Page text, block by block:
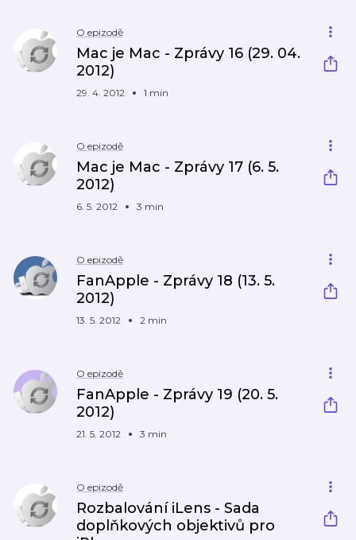
O epizodě
Mac je Mac - Zprávy 16 (29. 04.
2012)
29. 4. 2012 1 min
O epizodě
Mac je Mac - Zprávy 17 (6. 5.
2012)
6. 5. 2012 3 min
O epizodě
FanApple - Zprávy 18 (13. 5.
2012)
13. 5. 2012 2 min
O epizodě
FanApple - Zprávy 19 (20. 5.
2012)
21. 5. 2012 3 min
O epizodě
Rozbalování iLens - Sada
doplňkových objektivů pro